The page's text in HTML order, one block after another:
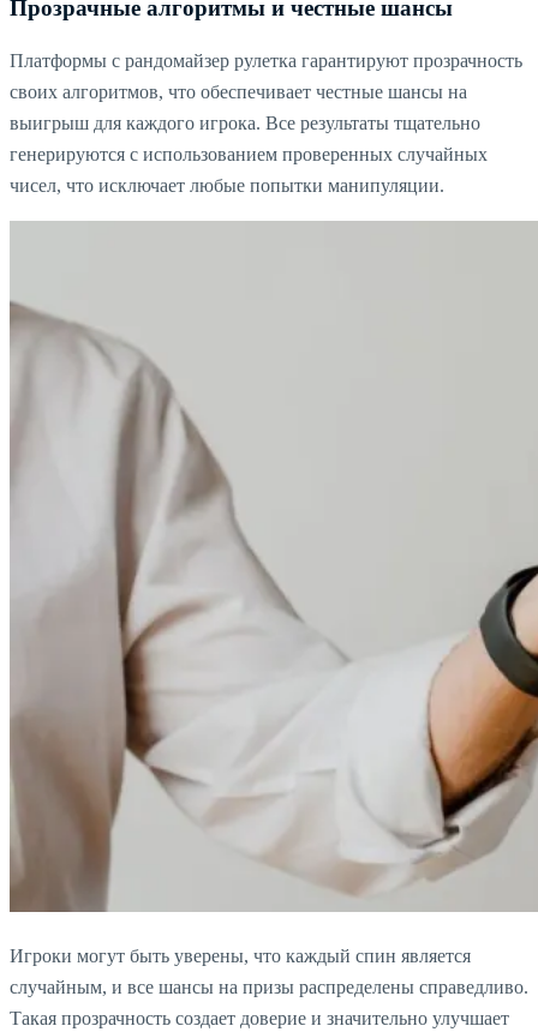
Прозрачные алгоритмы и честные шансы
Платформы с рандомайзер рулетка гарантируют прозрачность
своих алгоритмов, что обеспечивает честные шансы на
выигрыш для каждого игрока. Все результаты тщательно
генерируются с использованием проверенных случайных
чисел, что исключает любые попытки манипуляции.
Игроки могут быть уверены, что каждый спин является
случайным, и все шансы на призы распределены справедливо.
Такая прозрачность создает доверие и значительно улучшает